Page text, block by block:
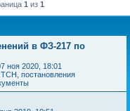
1 из 1
в ФЗ-217 по
ноя 2020, 18:01
постановления